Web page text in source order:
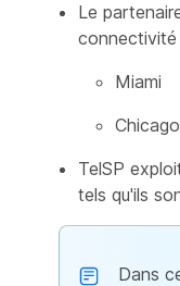
Le
connectivité
Miami
Chicago
TelSP
tels qu'ils
Dans